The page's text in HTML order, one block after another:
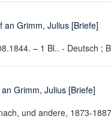
an Grimm, Julius [Briefe]
– 1 Bl.. - Deutsch ;
Grimm, Julius [Briefe]
und andere, 1873-